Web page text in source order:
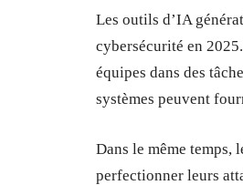
Les outils d’IA
cybersécurité en
équipes dans des
systèmes peuvent
Dans le même temps,
perfectionner leurs